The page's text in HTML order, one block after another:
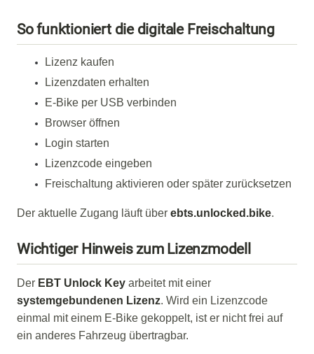
So funktioniert die digitale Freischaltung
Lizenz kaufen
Lizenzdaten erhalten
E-Bike per USB verbinden
Browser öffnen
Login starten
Lizenzcode eingeben
Freischaltung aktivieren oder später zurücksetzen
Der aktuelle Zugang läuft über ebts.unlocked.bike.
Wichtiger Hinweis zum Lizenzmodell
Der EBT Unlock Key arbeitet mit einer
systemgebundenen Lizenz. Wird ein Lizenzcode
einmal mit einem E-Bike gekoppelt, ist er nicht frei auf
ein anderes Fahrzeug übertragbar.